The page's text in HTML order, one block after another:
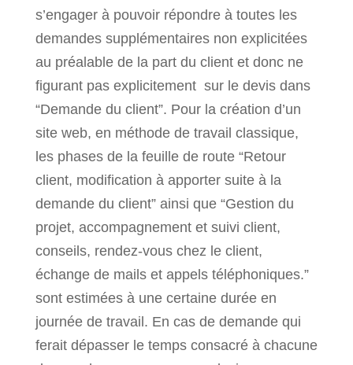
s’engager à pouvoir répondre à toutes les
demandes supplémentaires non explicitées
au préalable de la part du client et donc ne
figurant pas explicitement sur le devis dans
“Demande du client”. Pour la création d’un
site web, en méthode de travail classique,
les phases de la feuille de route “Retour
client, modification à apporter suite à la
demande du client” ainsi que “Gestion du
projet, accompagnement et suivi client,
conseils, rendez-vous chez le client,
échange de mails et appels téléphoniques.”
sont estimées à une certaine durée en
journée de travail. En cas de demande qui
ferait dépasser le temps consacré à chacune